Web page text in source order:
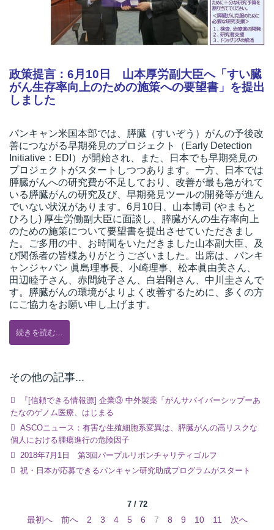
政策提言：6月10日 山本厚労副大臣へ「すい臓
がん生存率向上のための施策への要望書」を提出
しました
パンキャン米国本部では、膵臓（すいぞう）がんの予後改
善につながる早期発見のプロジェクト（Early Detection
Initiative：EDI）が開始され、また、日本でも早期発見の
プロジェクトがスタートしつつあります。一方、日本では
膵臓がんへの研究費が不足しており、改善が最も急がれて
いる膵臓がんの研究及び、早期発見ツールの開発等が進ん
でいない状況があります。6月10日、山本博司 (やまもと
ひろし) 厚生労働副大臣に面談し、膵臓がんの生存率向上
のための施策について要望書を提出させていただきまし
た。ご多用の中、お時間をいただきました山本副大臣、及
び関係者の皆様ありがとうございました。出席は、パンキ
ャンジャパン 眞島理事長、小崎理事、松本眞由美さん、
田辺睦子さん、赤間純子さん、白岩剛さん、中川圭さんで
す。膵臓がんの環境がよりよく改善するために、多くの方
にご協力をお願い申し上げます。
続きを読む...
その他の記事...
『[信頼できる情報源] 企業③ 中外製薬「がんサバイバーシップーあ
たなのゲノム医療、はじまる
ASCOニュース：有害な生殖細胞系変異は、膵臓がんの高リスクな
個人における腫瘍進行の危険因子
2018年7月1日 第3回パープルリボンチャリティゴルフ
祝・日本が応募できるパンキャン研究助成プログラムがスタート
7 / 72
最初へ 前へ 2 3 4 5 6 7 8 9 10 11
次へ